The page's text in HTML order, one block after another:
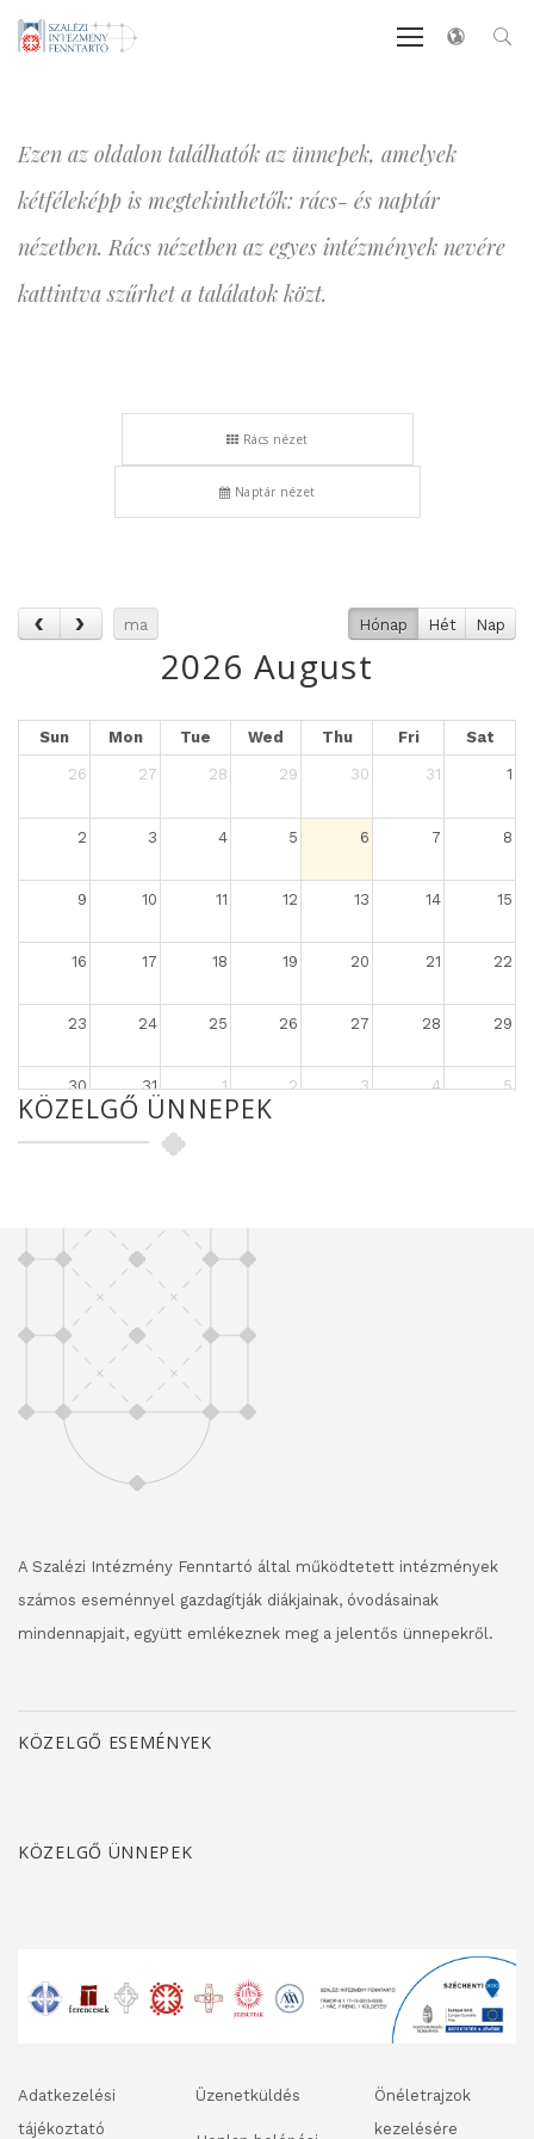
Ezen az oldalon találhatók az ünnepek, amelyek
kétféleképp is megtekinthetők: rács- és naptár
nézetben. Rács nézetben az egyes intézmények nevére
kattintva szűrhet a találatok közt.
Rács nézet
Naptár nézet
ma Hónap Hét Nap
2026 August
Sun Mon Tue Wed Thu Fri Sat
26 27 28 29 30 31 1
2 3 4 5 6 7 8
9 10 11 12 13 14 15
16 17 18 19 20 21 22
23 24 25 26 27 28 29
30 31 1 2 3 4 5
KÖZELGŐ ÜNNEPEK
A Szalézi Intézmény Fenntartó által működtetett intézmények
számos eseménnyel gazdagítják diákjainak, óvodásainak
mindennapjait, együtt emlékeznek meg a jelentős ünnepekről.
KÖZELGŐ ESEMÉNYEK
KÖZELGŐ ÜNNEPEK
Adatkezelési
tájékoztató
Üzenetküldés
Önéletrajzok
kezelésére